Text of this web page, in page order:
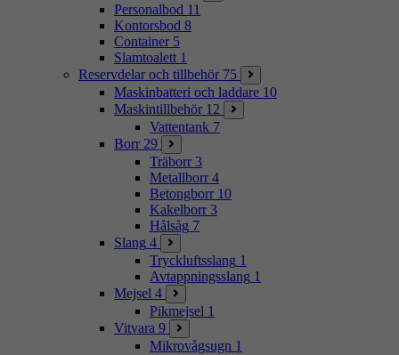
Personalbod 11
Kontorsbod 8
Container 5
Slamtoalett 1
Reservdelar och tillbehör 75
Maskinbatteri och laddare 10
Maskintillbehör 12
Vattentank 7
Borr 29
Träborr 3
Metallborr 4
Betongborr 10
Kakelborr 3
Hålsåg 7
Slang 4
Tryckluftsslang 1
Avtappningsslang 1
Mejsel 4
Pikmejsel 1
Vitvara 9
Mikrovågsugn 1